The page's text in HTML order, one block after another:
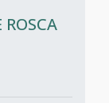
ROSCA